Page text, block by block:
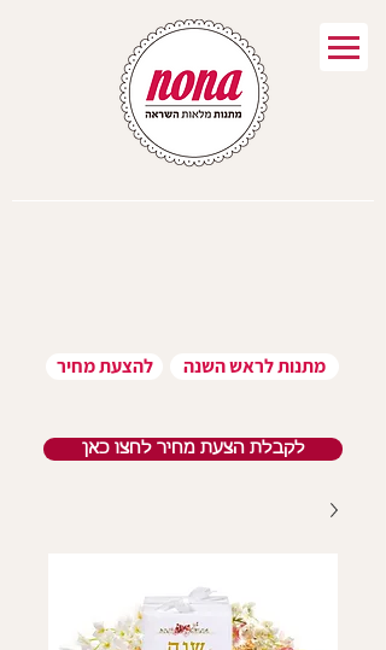
להצעת מחיר מתנות לראש השנה
לקבלת הצעת מחיר לחצו כאן